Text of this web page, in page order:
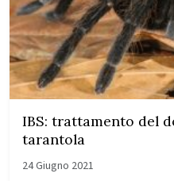
IBS: trattamento del
tarantola
24 Giugno 2021